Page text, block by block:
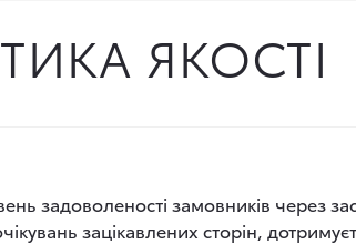
ЯКОСТІ
задоволеності замовників через
зацікавлених сторін,